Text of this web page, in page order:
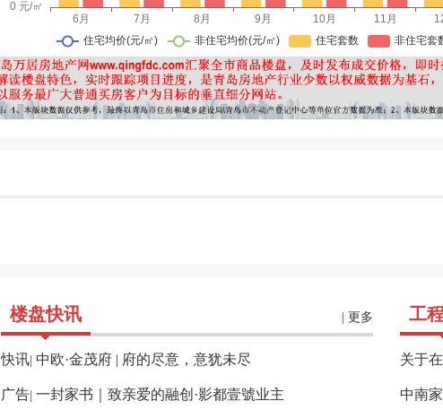
更多
楼盘快讯
快讯 中欧·金茂府 | 府的尽意，意犹未尽
广告 一封家书｜致亲爱的融创·影都壹號业主
工
关于
中南